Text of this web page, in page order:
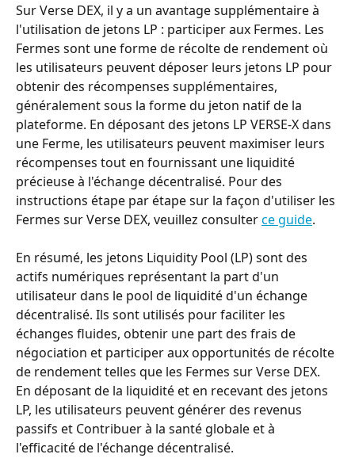
Sur Verse DEX, il y a un avantage supplémentaire à
l'utilisation de jetons LP : participer aux Fermes. Les
Fermes sont une forme de récolte de rendement où
les utilisateurs peuvent déposer leurs jetons LP pour
obtenir des récompenses supplémentaires,
généralement sous la forme du jeton natif de la
plateforme. En déposant des jetons LP VERSE-X dans
une Ferme, les utilisateurs peuvent maximiser leurs
récompenses tout en fournissant une liquidité
précieuse à l'échange décentralisé. Pour des
instructions étape par étape sur la façon d'utiliser les
Fermes sur Verse DEX, veuillez consulter ce guide.
En résumé, les jetons Liquidity Pool (LP) sont des
actifs numériques représentant la part d'un
utilisateur dans le pool de liquidité d'un échange
décentralisé. Ils sont utilisés pour faciliter les
échanges fluides, obtenir une part des frais de
négociation et participer aux opportunités de récolte
de rendement telles que les Fermes sur Verse DEX.
En déposant de la liquidité et en recevant des jetons
LP, les utilisateurs peuvent générer des revenus
passifs et Contribuer à la santé globale et à
l'efficacité de l'échange décentralisé.